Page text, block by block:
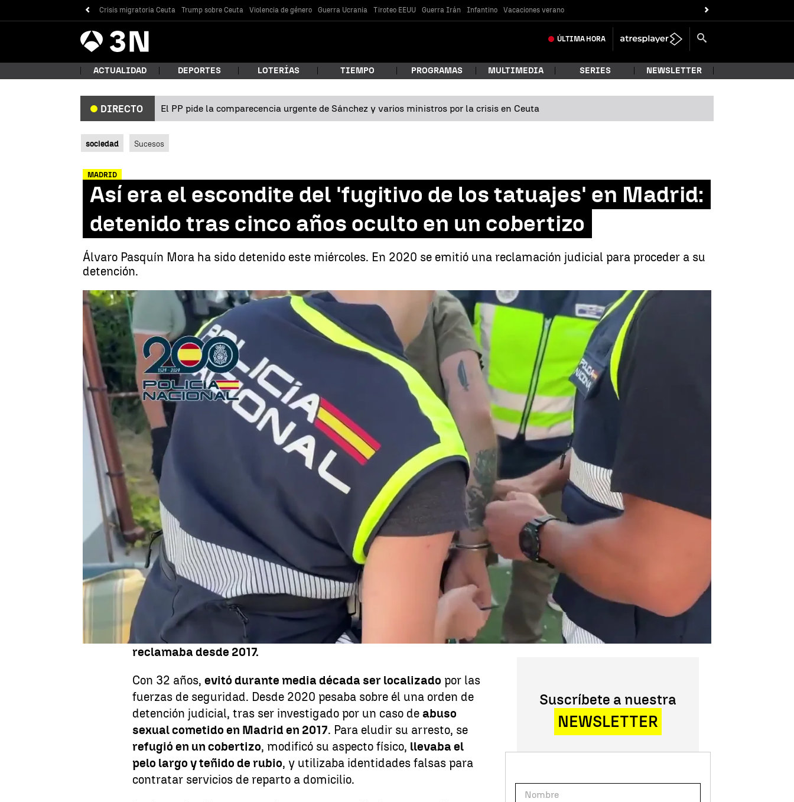
Crisis migratoria Ceuta Trump sobre Ceuta Violencia de género Guerra Ucrania Tiroteo EEUU Guerra Irán Infantino Vacaciones verano
Antena
3 Noticias ÚLTIMA HORA
ACTUALIDAD DEPORTES LOTERÍAS TIEMPO PROGRAMAS MULTIMEDIA SERIES NEWSLETTER
DIRECTO El PP pide la comparecencia urgente de Sánchez y varios ministros por la crisis en Ceuta
sociedad Sucesos
MADRID
Así era el escondite del 'fugitivo de los tatuajes' en Madrid:
detenido tras cinco años oculto en un cobertizo
Álvaro Pasquín Mora ha sido detenido este miércoles. En 2020 se emitió una reclamación judicial para proceder a su
detención.
Detienen al 'fugitivo de los tatuajes' en Madrid, uno de los 10 más buscados en España
Celia de Santiago |
Actualizado:23 de julio de 2025, 11:54
Publicado: 23 de julio de 2025, 11:15
Whatsapp Linkedin
Álvaro Pasquín Mora, uno de los fugitivos incluidos en la
campaña 'Los 10 más buscados' de la Policía Nacional, ha sido
arrestado en el distrito madrileño de Colonia Jardín.
Llevaba
cinco años oculto en un cobertizoanexo a una vivienda,
utilizando una identidad falsa y realizando pedidos a domicilio
para subsistir. Su detención se ha producido justo a días de que
prescribiera el delito de
abuso sexual por el que se le
reclamaba desde 2017.
Con 32 años,evitó durante media década ser localizado por las
fuerzas de seguridad. Desde 2020 pesaba sobre él una orden de
detención judicial, tras ser investigado por un caso deabuso
sexual cometido en Madrid en 2017. Para eludir su arresto, se
refugió en un cobertizo, modificó su aspecto físico, llevaba el
pelo largo y teñido de rubio, y utilizaba identidades falsas para
contratar servicios de reparto a domicilio.
Suscríbete a nuestra
NEWSLETTER